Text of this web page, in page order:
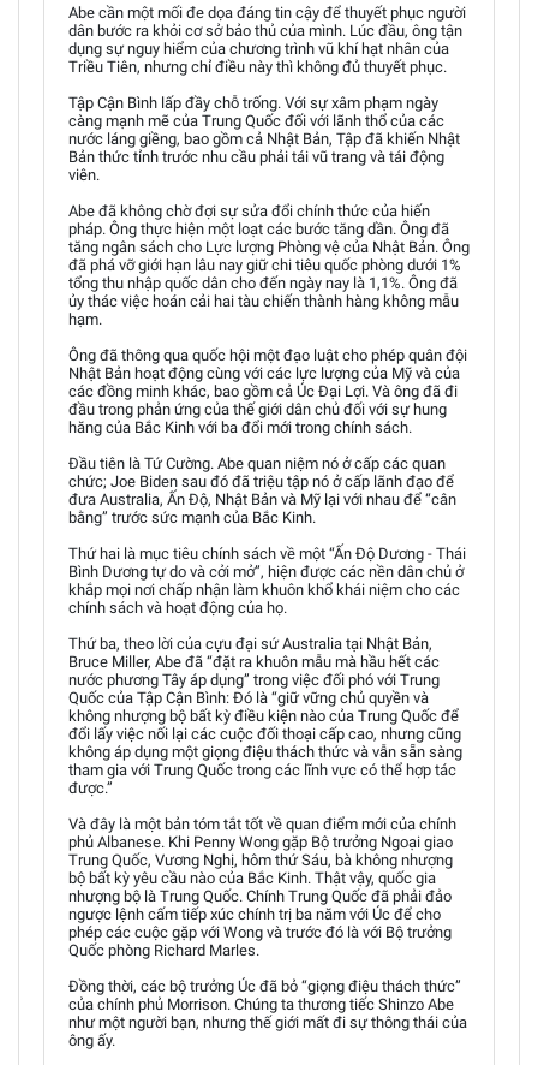
Abe cần một mối đe dọa đáng tin cậy để thuyết phục người
dân bước ra khỏi cơ sở bảo thủ của mình. Lúc đầu, ông tận
dụng sự nguy hiểm của chương trình vũ khí hạt nhân của
Triều Tiên, nhưng chỉ điều này thì không đủ thuyết phục.
Tập Cận Bình lấp đầy chỗ trống. Với sự xâm phạm ngày
càng mạnh mẽ của Trung Quốc đối với lãnh thổ của các
nước láng giềng, bao gồm cả Nhật Bản, Tập đã khiến Nhật
Bản thức tỉnh trước nhu cầu phải tái vũ trang và tái động
viên.
Abe đã không chờ đợi sự sửa đổi chính thức của hiến
pháp. Ông thực hiện một loạt các bước tăng dần. Ông đã
tăng ngân sách cho Lực lượng Phòng vệ của Nhật Bản. Ông
đã phá vỡ giới hạn lâu nay giữ chi tiêu quốc phòng dưới 1%
tổng thu nhập quốc dân cho đến ngày nay là 1,1%. Ông đã
ủy thác việc hoán cải hai tàu chiến thành hàng không mẫu
hạm.
Ông đã thông qua quốc hội một đạo luật cho phép quân đội
Nhật Bản hoạt động cùng với các lực lượng của Mỹ và của
các đồng minh khác, bao gồm cả Úc Đại Lợi. Và ông đã đi
đầu trong phản ứng của thế giới dân chủ đối với sự hung
hăng của Bắc Kinh với ba đổi mới trong chính sách.
Đầu tiên là Tứ Cường. Abe quan niệm nó ở cấp các quan
chức; Joe Biden sau đó đã triệu tập nó ở cấp lãnh đạo để
đưa Australia, Ấn Độ, Nhật Bản và Mỹ lại với nhau để “cân
bằng” trước sức mạnh của Bắc Kinh.
Thứ hai là mục tiêu chính sách về một “Ấn Độ Dương - Thái
Bình Dương tự do và cởi mở”, hiện được các nền dân chủ ở
khắp mọi nơi chấp nhận làm khuôn khổ khái niệm cho các
chính sách và hoạt động của họ.
Thứ ba, theo lời của cựu đại sứ Australia tại Nhật Bản,
Bruce Miller, Abe đã “đặt ra khuôn mẫu mà hầu hết các
nước phương Tây áp dụng” trong việc đối phó với Trung
Quốc của Tập Cận Bình: Đó là “giữ vững chủ quyền và
không nhượng bộ bất kỳ điều kiện nào của Trung Quốc để
đổi lấy việc nối lại các cuộc đối thoại cấp cao, nhưng cũng
không áp dụng một giọng điệu thách thức và vẫn sẵn sàng
tham gia với Trung Quốc trong các lĩnh vực có thể hợp tác
được.”
Và đây là một bản tóm tắt tốt về quan điểm mới của chính
phủ Albanese. Khi Penny Wong gặp Bộ trưởng Ngoại giao
Trung Quốc, Vương Nghị, hôm thứ Sáu, bà không nhượng
bộ bất kỳ yêu cầu nào của Bắc Kinh. Thật vậy, quốc gia
nhượng bộ là Trung Quốc. Chính Trung Quốc đã phải đảo
ngược lệnh cấm tiếp xúc chính trị ba năm với Úc để cho
phép các cuộc gặp với Wong và trước đó là với Bộ trưởng
Quốc phòng Richard Marles.
Đồng thời, các bộ trưởng Úc đã bỏ “giọng điệu thách thức”
của chính phủ Morrison. Chúng ta thương tiếc Shinzo Abe
như một người bạn, nhưng thế giới mất đi sự thông thái của
ông ấy.